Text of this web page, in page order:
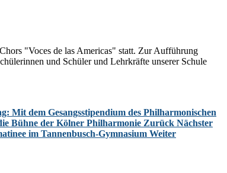
"Voces de las Americas" statt. Zur Aufführung
und Schüler und Lehrkräfte unserer Schule
Mit dem Gesangsstipendium des Philharmonischen
Bühne der Kölner Philharmonie Zurück Nächster
im Tannenbusch-Gymnasium Weiter